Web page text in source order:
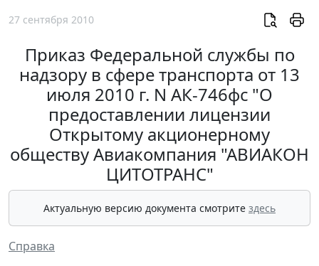
27 сентября 2010
Приказ Федеральной службы по
надзору в сфере транспорта от 13
июля 2010 г. N АК-746фс "О
предоставлении лицензии
Открытому акционерному
обществу Авиакомпания "АВИАКОН
ЦИТОТРАНС"
Актуальную версию документа смотрите здесь
Справка